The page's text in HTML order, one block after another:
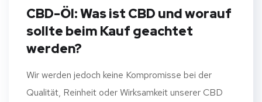
CBD-Öl: Was ist CBD und worauf
sollte beim Kauf geachtet
werden?
Wir werden jedoch keine Kompromisse bei der
Qualität, Reinheit oder Wirksamkeit unserer CBD